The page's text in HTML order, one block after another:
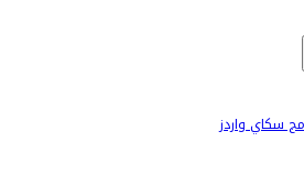
سكاي واردز